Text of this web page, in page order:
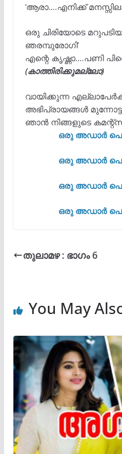
‘ആരാ….എനിക്ക്
ഒരു ചിരിയോടെ
ഞരമ്പുരോഗി’
എന്റെ കൃഷ്ണാ….പണി
(കാത്തിരിക്കുമല്ലോ)
വായിക്കുന്ന
അഭിപ്രായങ്ങൾ
ഞാൻ നിങ്ങളുടെ
ഒരു അഡാർ
ഒരു അഡാർ
ഒരു അഡാർ
ഒരു അഡാർ
തുലാമഴ : ഭാഗം 6
You May